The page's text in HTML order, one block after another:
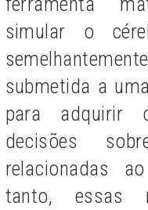
simular o
submetida a
para adquirir
decisões
relacionadas
tanto, essas